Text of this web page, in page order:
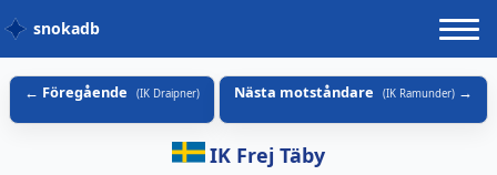
snokadb
Föregående (IK Draipner) Nästa motståndare (IK Ramunder)
IK Frej Täby